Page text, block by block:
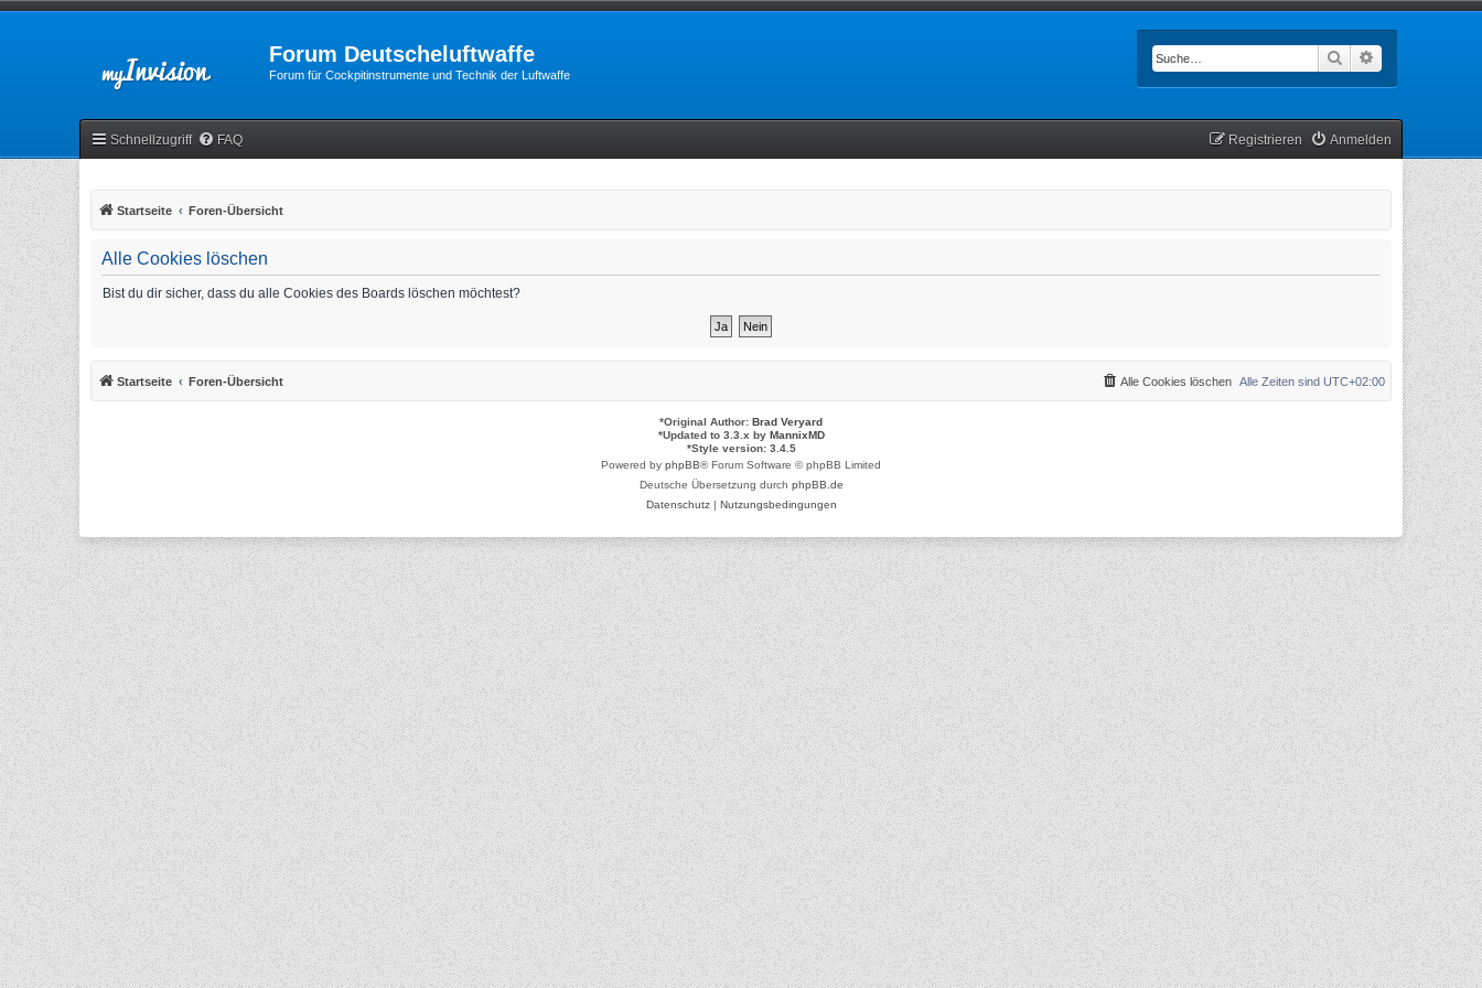
Forum Deutscheluftwaffe
Forum für Cockpitinstrumente und Technik der Luftwaffe
Suche
Schnellzugriff FAQ Anmelden
Registrieren
Startseite Foren-Übersicht
Alle Cookies löschen
Bist du dir sicher, dass du alle Cookies des Boards löschen möchtest?
Startseite Foren-Übersicht Alle Zeiten sind UTC+02:00
Alle Cookies löschen
*Original Author: Brad Veryard
*Updated to 3.3.x by MannixMD
*Style version: 3.4.5
Powered by phpBB® Forum Software © phpBB Limited
Deutsche Übersetzung durch phpBB.de
Datenschutz| Nutzungsbedingungen